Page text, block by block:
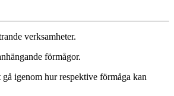
verksamheter.
förmågor.
igenom hur respektive förmåga kan